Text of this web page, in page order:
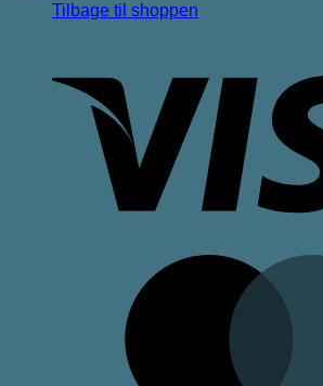
Tilbage til shoppen